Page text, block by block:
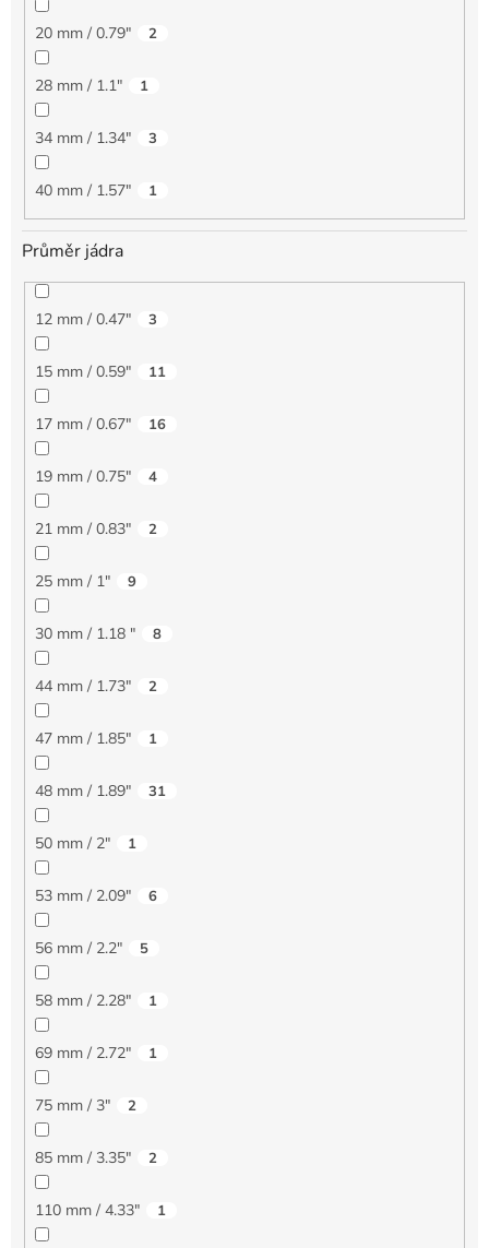
20 mm / 0.79" 2
28 mm / 1.1" 1
34 mm / 1.34" 3
40 mm / 1.57" 1
Průměr jádra
12 mm / 0.47" 3
15 mm / 0.59" 11
17 mm / 0.67" 16
19 mm / 0.75" 4
21 mm / 0.83" 2
25 mm / 1" 9
30 mm / 1.18 " 8
44 mm / 1.73" 2
47 mm / 1.85" 1
48 mm / 1.89" 31
50 mm / 2" 1
53 mm / 2.09" 6
56 mm / 2.2" 5
58 mm / 2.28" 1
69 mm / 2.72" 1
75 mm / 3" 2
85 mm / 3.35" 2
110 mm / 4.33" 1